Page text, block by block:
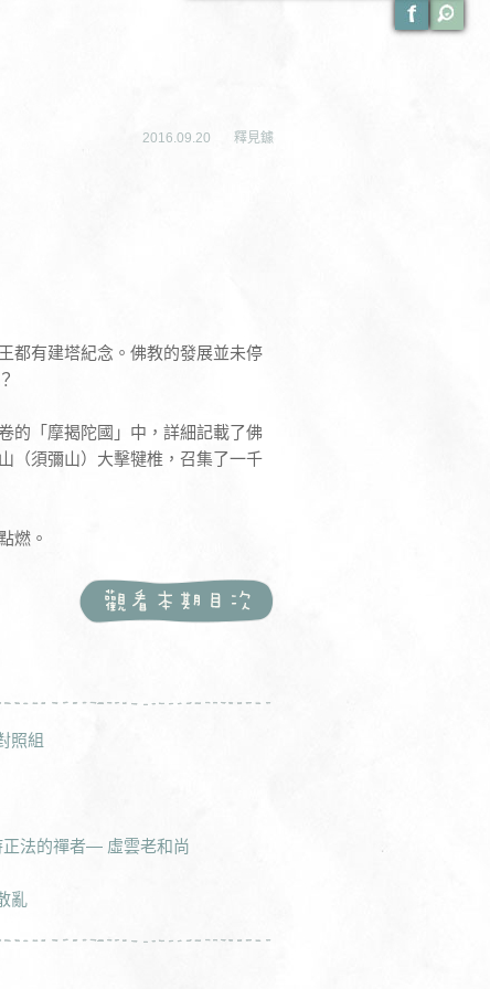
2016.09.20 釋見鐻
都有建塔紀念。佛教的發展並未停
的「摩揭陀國」中，詳細記載了佛
（須彌山）大擊犍椎，召集了一千
燃。
照組
正法的禪者— 虛雲老和尚
亂